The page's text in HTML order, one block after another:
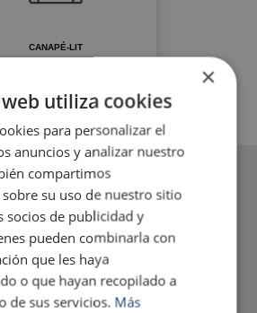
CANAPÉ-LIT
×
utiliza cookies
para personalizar el
anuncios y analizar nuestro
compartimos
su uso de nuestro sitio
socios de publicidad y
pueden combinarla con
que les haya
o que hayan recopilado a
de sus servicios. Más